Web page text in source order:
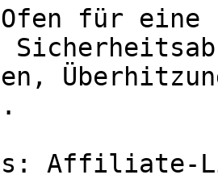
Ofen für
Affiliate-